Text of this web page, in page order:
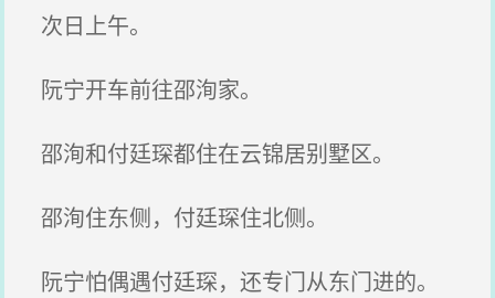
次日上午。
阮宁开车前往邵洵家。
邵洵和付廷琛都住在云锦居别墅区。
邵洵住东侧，付廷琛住北侧。
阮宁怕偶遇付廷琛，还专门从东门进的。